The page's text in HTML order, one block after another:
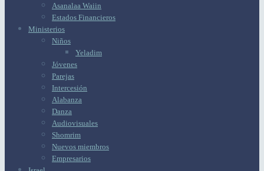
Asanalaa Waiin
Estados Financieros
Ministerios
Niños
Yeladim
Jóvenes
Parejas
Intercesión
Alabanza
Danza
Audiovisuales
Shomrim
Nuevos miembros
Empresarios